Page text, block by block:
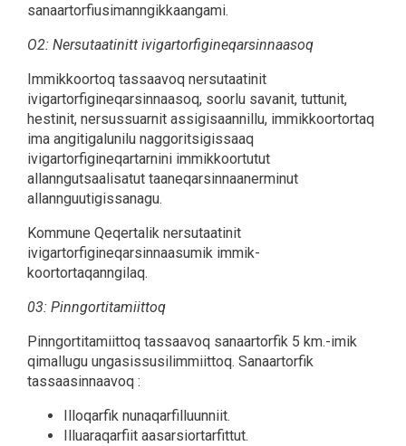
sanaartorfiusimanngikkaangami.
O2: Nersutaatinitt ivigartorfigineqarsinnaasoq
Immikkoortoq tassaavoq nersutaatinit
ivigartorfigineqarsinnaasoq, soorlu savanit, tuttunit,
hestinit, nersussuarnit assigisaannillu, immikkoortortaq
ima angitigalunilu naggoritsigissaaq
ivigartorfigineqartarnini immikkoortutut
allanngutsaalisatut taaneqarsinnaanerminut
allannguutigissanagu.
Kommune Qeqertalik nersutaatinit
ivigartorfigineqarsinnaasumik immik-
koortortaqanngilaq.
03: Pinngortitamiittoq
Pinngortitamiittoq tassaavoq sanaartorfik 5 km.-imik
qimallugu ungasissusilimmiittoq. Sanaartorfik
tassaasinnaavoq :
Illoqarfik nunaqarfilluunniit.
Illuaraqarfiit aasarsiortarfittut.